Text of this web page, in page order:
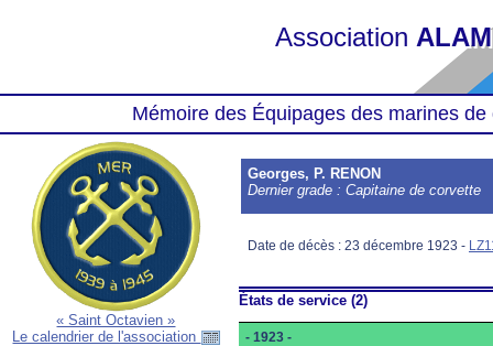
Association
Mémoire des Équipages des marines
« Saint Octavien »
Le calendrier de l'association
Georges, P. RENON
Dernier grade : Capitaine de corvette
Date de décès : 23 décembre 1923 -
États de service (2)
- 1923 -